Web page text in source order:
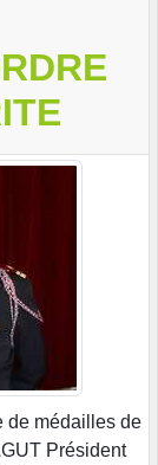
de médailles de
Président